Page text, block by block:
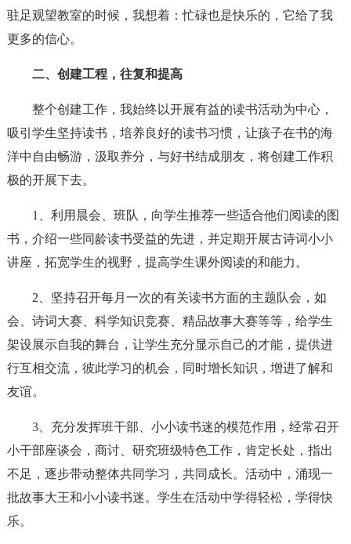
驻足观望教室的时候，我想着：忙碌也是快乐的，它给了我
更多的信心。
二、创建工程，往复和提高
整个创建工作，我始终以开展有益的读书活动为中心，
吸引学生坚持读书，培养良好的读书习惯，让孩子在书的海
洋中自由畅游，汲取养分，与好书结成朋友，将创建工作积
极的开展下去。
1、利用晨会、班队，向学生推荐一些适合他们阅读的图
书，介绍一些同龄读书受益的先进，并定期开展古诗词小小
讲座，拓宽学生的视野，提高学生课外阅读的和能力。
2、坚持召开每月一次的有关读书方面的主题队会，如
会、诗词大赛、科学知识竞赛、精品故事大赛等等，给学生
架设展示自我的舞台，让学生充分显示自己的才能，提供进
行互相交流，彼此学习的机会，同时增长知识，增进了解和
友谊。
3、充分发挥班干部、小小读书迷的模范作用，经常召开
小干部座谈会，商讨、研究班级特色工作，肯定长处，指出
不足，逐步带动整体共同学习，共同成长。活动中，涌现一
批故事大王和小小读书迷。学生在活动中学得轻松，学得快
乐。